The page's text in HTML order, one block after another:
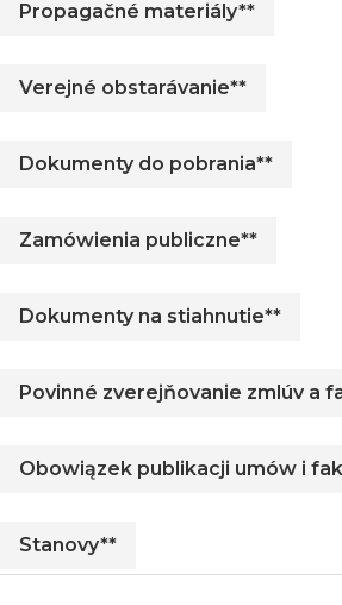
Propagačné materiály**
Verejné obstarávanie**
Dokumenty do pobrania**
Zamówienia publiczne**
Dokumenty na stiahnutie**
Povinné zverejňovanie zmlúv a
Obowiązek publikacji umów i
Stanovy**